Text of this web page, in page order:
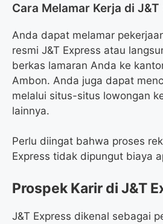
Cara Melamar Kerja di
Anda dapat melamar
resmi J&T Express atau
berkas lamaran Anda ke
Ambon. Anda juga dapat
melalui situs-situs lowongan
lainnya.
Perlu diingat bahwa proses
Express tidak dipungut biaya
Prospek Karir di J&T
J&T Express dikenal sebagai